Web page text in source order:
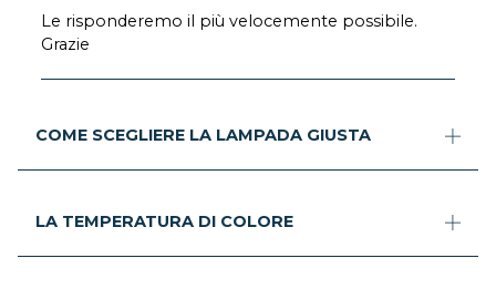
Le risponderemo il più velocemente possibile.
Grazie
COME SCEGLIERE LA LAMPADA GIUSTA
LA TEMPERATURA DI COLORE